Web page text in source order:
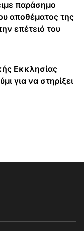
παράσημο
αποθέματος της
επέτειό του
Εκκλησίας
για να στηρίξει